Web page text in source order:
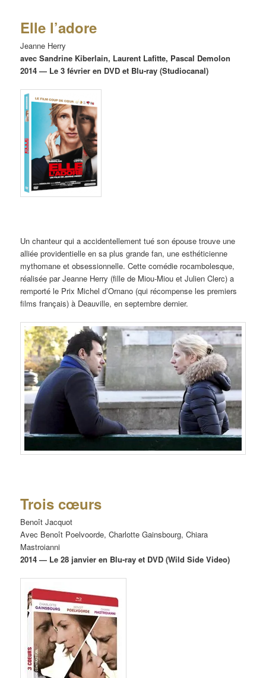
Elle l’adore
Jeanne Herry
avec Sandrine Kiberlain, Laurent Lafitte, Pascal Demolon
2014 — Le 3 février en DVD et Blu-ray (Studiocanal)
Un chanteur qui a accidentellement tué son épouse trouve une
alliée providentielle en sa plus grande fan, une esthéticienne
mythomane et obsessionnelle. Cette comédie rocambolesque,
réalisée par Jeanne Herry (fille de Miou-Miou et Julien Clerc) a
remporté le Prix Michel d’Ornano (qui récompense les premiers
films français) à Deauville, en septembre dernier.
Trois cœurs
Benoît Jacquot
Avec Benoît Poelvoorde, Charlotte Gainsbourg, Chiara
Mastroianni
2014 — Le 28 janvier en Blu-ray et DVD (Wild Side Video)